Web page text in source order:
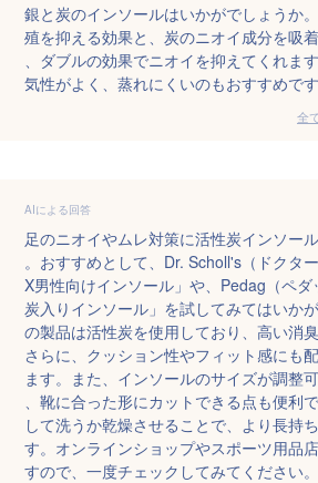
銀と炭のインソールはいかがでしょうか
殖を抑える効果と、炭のニオイ成分を吸
、ダブルの効果でニオイを抑えてくれま
気性がよく、蒸れにくいのもおすすめです
全
AIによる回答
足のニオイやムレ対策に活性炭インソー
。おすすめとして、Dr. Scholl's（ドクタ
X男性向けインソール」や、Pedag（ペ
炭入りインソール」を試してみてはいか
の製品は活性炭を使用しており、高い消
さらに、クッション性やフィット感にも
ます。また、インソールのサイズが調整
、靴に合った形にカットできる点も便利
して洗うか乾燥させることで、より長持
す。オンラインショップやスポーツ用品
すので、一度チェックしてみてください。